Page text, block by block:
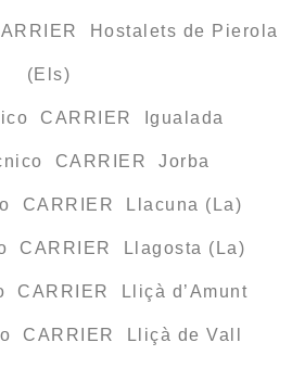
Hostalets de Pierola
(Els)
CARRIER Igualada
CARRIER Jorba
CARRIER Llacuna (La)
CARRIER Llagosta (La)
CARRIER Lliçà d’Amunt
CARRIER Lliçà de Vall